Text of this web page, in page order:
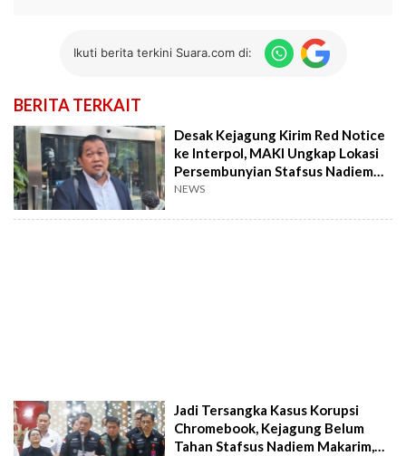
Ikuti berita terkini Suara.com di:
BERITA TERKAIT
Desak Kejagung Kirim Red Notice
ke Interpol, MAKI Ungkap Lokasi
Persembunyian Stafsus Nadiem
Makarim
NEWS
Jadi Tersangka Kasus Korupsi
Chromebook, Kejagung Belum
Tahan Stafsus Nadiem Makarim,